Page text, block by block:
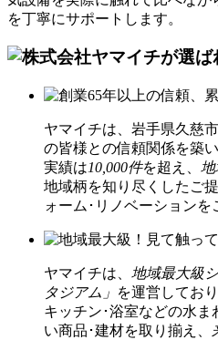
ヤマイチは、岩手県久慈
の皆様との信頼関係を築
実績は10,000件を超え、 地
地域柄を知り尽くしたご
ォーム･リノベーションを
ヤマイチは、 地域最大級
タジアム」 を運営してお
キッチン･浴室などの水
い商品･建材を取り揃え、